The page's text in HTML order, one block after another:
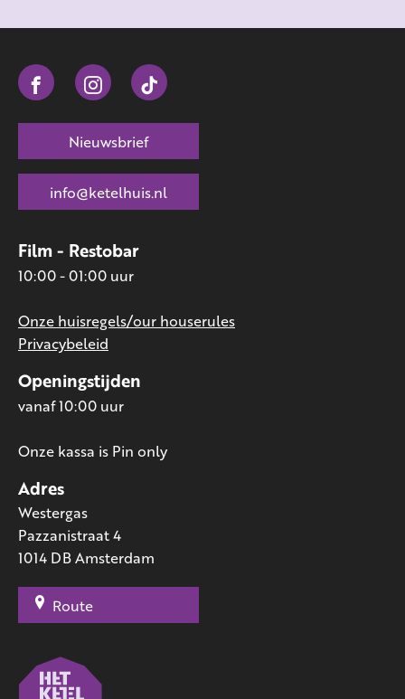
Adres
Westergas
Pazzanistraat 4
1014 DB Amsterdam
Route
Openingstijden
vanaf 10:00 uur
Onze kassa is Pin only
Film - Restobar
10:00 - 01:00 uur
Onze huisregels/our houserules
Privacybeleid
Nieuwsbrief
info@ketelhuis.nl